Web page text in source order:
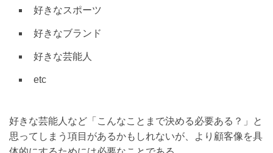
好きなスポーツ
好きなブランド
好きな芸能人
etc
好きな芸能人など「こんなことまで決める必要ある？」と
思ってしまう項目があるかもしれないが、より顧客像を具